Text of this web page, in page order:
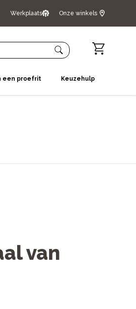
Werkplaats Onze winkels
een proefrit Keuzehulp
van